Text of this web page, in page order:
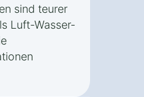
sind teurer
Luft-Wasser-